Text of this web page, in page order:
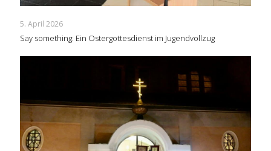
5. April 2026
Say something: Ein Ostergottesdienst im Jugendvollzug